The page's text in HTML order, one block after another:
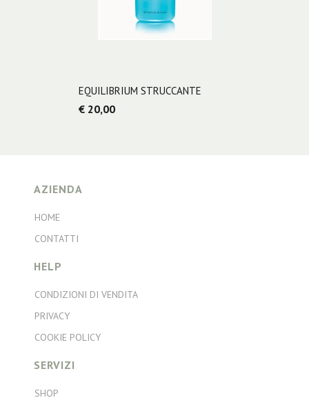
EQUILIBRIUM STRUCCANTE
€ 20,00
AZIENDA
HOME
CONTATTI
HELP
CONDIZIONI DI VENDITA
PRIVACY
COOKIE POLICY
SERVIZI
SHOP